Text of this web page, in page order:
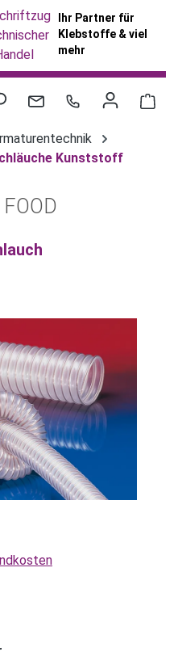
Ihr Partner für
Klebstoffe & viel
mehr
Kunststoff